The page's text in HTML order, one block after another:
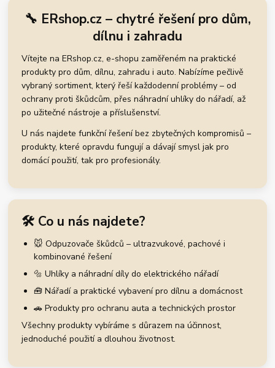
🔧 ERshop.cz – chytré řešení pro dům,
dílnu i zahradu
Vítejte na ERshop.cz, e-shopu zaměřeném na praktické
produkty pro dům, dílnu, zahradu i auto. Nabízíme pečlivě
vybraný sortiment, který řeší každodenní problémy – od
ochrany proti škůdcům, přes náhradní uhlíky do nářadí, až
po užitečné nástroje a příslušenství.
U nás najdete funkční řešení bez zbytečných kompromisů –
produkty, které opravdu fungují a dávají smysl jak pro
domácí použití, tak pro profesionály.
🛠️ Co u nás najdete?
🐭 Odpuzovače škůdců – ultrazvukové, pachové i
kombinované řešení
🔩 Uhlíky a náhradní díly do elektrického nářadí
🧰 Nářadí a praktické vybavení pro dílnu a domácnost
🚗 Produkty pro ochranu auta a technických prostor
Všechny produkty vybíráme s důrazem na účinnost,
jednoduché použití a dlouhou životnost.